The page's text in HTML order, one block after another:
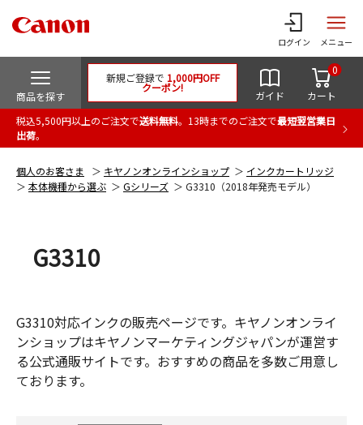
ログイン メニュー
商品を探す
新規ご登録で 1,000円OFF
クーポン!
ガイド カート
0
税込5,500円以上のご注文で送料無料。13時までのご注文で最短翌営業日
出荷。
個人のお客さま キヤノンオンラインショップ
インクカートリッジ
本体機種から選ぶ
Gシリーズ G3310（2018年発売モデル）
G3310
G3310対応インクの販売ページです。キヤノンオンライ
ンショップはキヤノンマーケティングジャパンが運営す
る公式通販サイトです。おすすめの商品を多数ご用意し
ております。